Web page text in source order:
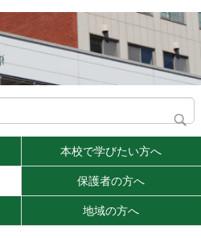
本校で学びたい方へ
保護者の方へ
地域の方へ